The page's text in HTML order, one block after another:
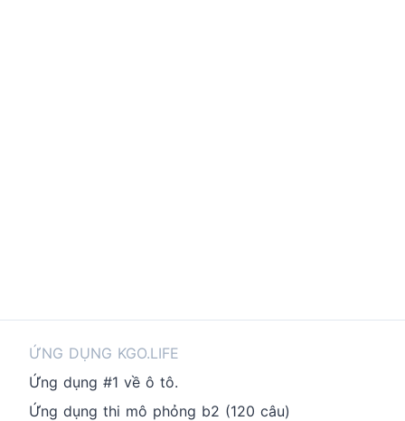
ỨNG DỤNG KGO.LIFE
Ứng dụng #1 về ô tô.
Ứng dụng thi mô phỏng b2 (120 câu)